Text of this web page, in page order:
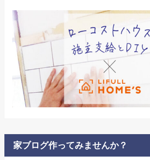
家ブログ作ってみませんか？